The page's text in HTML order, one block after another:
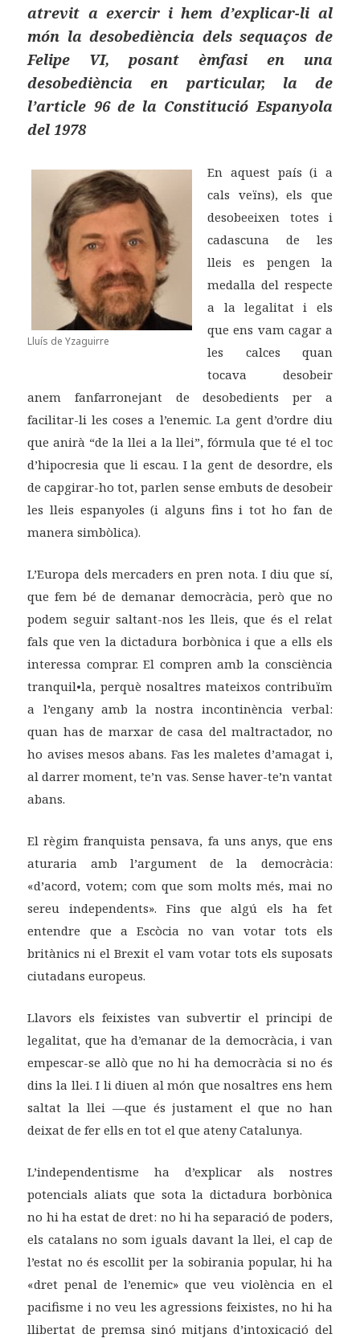
atrevit a exercir i hem d’explicar-li al
món la desobediència dels sequaços de
Felipe VI, posant èmfasi en una
desobediència en particular, la de
l’article 96 de la Constitució Espanyola
del 1978
Lluís de Yzaguirre
En aquest país (i a
cals veïns), els que
desobeeixen totes i
cadascuna de les
lleis es pengen la
medalla del respecte
a la legalitat i els
que ens vam cagar a
les calces quan
tocava desobeir
anem fanfarronejant de desobedients per a
facilitar-li les coses a l’enemic. La gent d’ordre diu
que anirà “de la llei a la llei”, fórmula que té el toc
d’hipocresia que li escau. I la gent de desordre, els
de capgirar-ho tot, parlen sense embuts de desobeir
les lleis espanyoles (i alguns fins i tot ho fan de
manera simbòlica).
L’Europa dels mercaders en pren nota. I diu que sí,
que fem bé de demanar democràcia, però que no
podem seguir saltant-nos les lleis, que és el relat
fals que ven la dictadura borbònica i que a ells els
interessa comprar. El compren amb la consciència
tranquil•la, perquè nosaltres mateixos contribuïm
a l’engany amb la nostra incontinència verbal:
quan has de marxar de casa del maltractador, no
ho avises mesos abans. Fas les maletes d’amagat i,
al darrer moment, te’n vas. Sense haver-te’n vantat
abans.
El règim franquista pensava, fa uns anys, que ens
aturaria amb l’argument de la democràcia:
«d’acord, votem; com que som molts més, mai no
sereu independents». Fins que algú els ha fet
entendre que a Escòcia no van votar tots els
britànics ni el Brexit el vam votar tots els suposats
ciutadans europeus.
Llavors els feixistes van subvertir el principi de
legalitat, que ha d’emanar de la democràcia, i van
empescar-se allò que no hi ha democràcia si no és
dins la llei. I li diuen al món que nosaltres ens hem
saltat la llei —que és justament el que no han
deixat de fer ells en tot el que ateny Catalunya.
L’independentisme ha d’explicar als nostres
potencials aliats que sota la dictadura borbònica
no hi ha estat de dret: no hi ha separació de poders,
els catalans no som iguals davant la llei, el cap de
l’estat no és escollit per la sobirania popular, hi ha
«dret penal de l’enemic» que veu violència en el
pacifisme i no veu les agressions feixistes, no hi ha
llibertat de premsa sinó mitjans d’intoxicació del